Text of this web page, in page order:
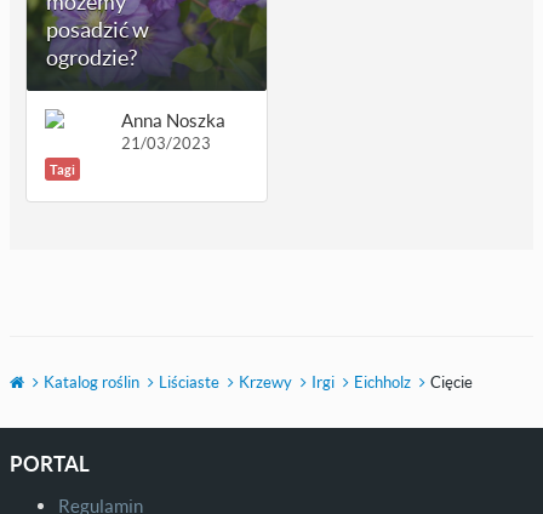
posadzić w
ogrodzie?
Anna Noszka
21/03/2023
Tagi
Katalog roślin Liściaste Krzewy Irgi Eichholz Cięcie
PORTAL
Regulamin